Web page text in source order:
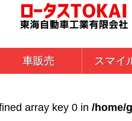
車販売 スマイ
array key 0 in /home/